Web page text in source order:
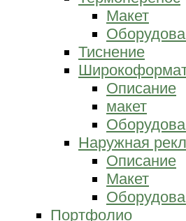
Макет
Тиснение
Описание
макет
Наружная
Описание
Макет
Портфолио